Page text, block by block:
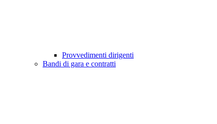
Provvedimenti dirigenti
Bandi di gara e contratti